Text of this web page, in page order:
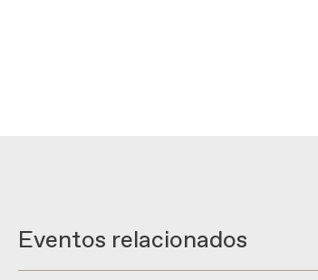
Eventos relacionados